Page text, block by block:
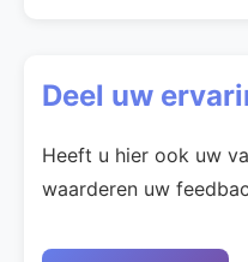
Deel uw
Heeft u hier ook uw
waarderen uw